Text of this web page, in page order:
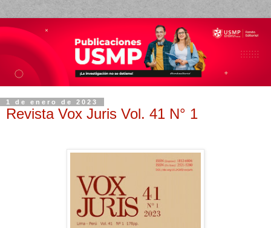
1 de enero de 2023
Revista Vox Juris Vol. 41 N° 1